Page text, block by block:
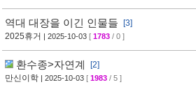
역대 대장을 이긴 인물들
[3]
2025휴거 | 2025-10-03 [ 1783 / 0 ]
환수종>자연계
[2]
만신이학 | 2025-10-03 [ 1983 / 5 ]